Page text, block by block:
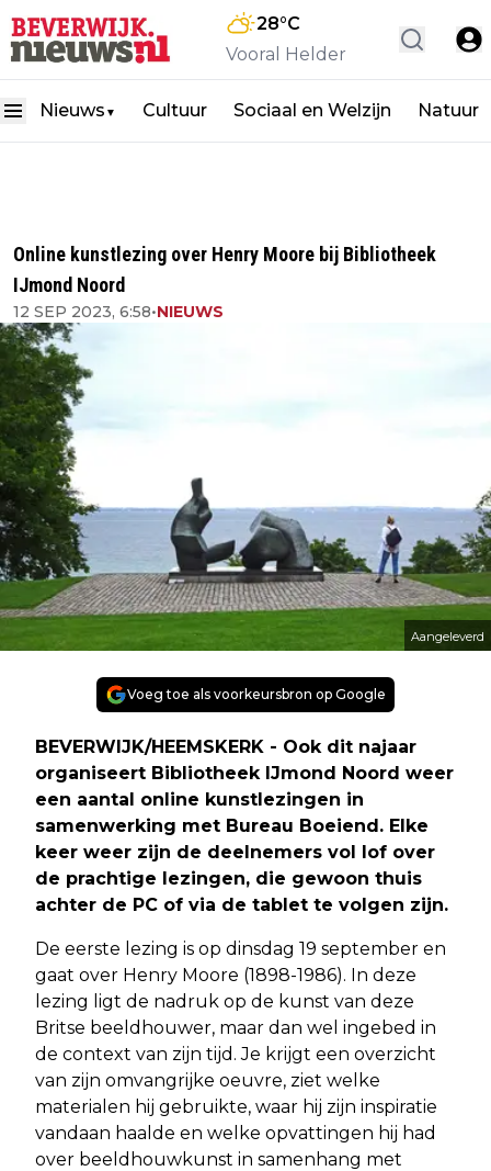
28°C
Vooral Helder
Nieuws ▼ Cultuur Sociaal en Welzijn Natuur
Online kunstlezing over Henry Moore bij Bibliotheek
IJmond Noord
12 SEP 2023, 6:58•NIEUWS
Aangeleverd
Voeg toe als voorkeursbron op Google
BEVERWIJK/HEEMSKERK - Ook dit najaar
organiseert Bibliotheek IJmond Noord weer
een aantal online kunstlezingen in
samenwerking met Bureau Boeiend. Elke
keer weer zijn de deelnemers vol lof over
de prachtige lezingen, die gewoon thuis
achter de PC of via de tablet te volgen zijn.
De eerste lezing is op dinsdag 19 september en
gaat over Henry Moore (1898-1986). In deze
lezing ligt de nadruk op de kunst van deze
Britse beeldhouwer, maar dan wel ingebed in
de context van zijn tijd. Je krijgt een overzicht
van zijn omvangrijke oeuvre, ziet welke
materialen hij gebruikte, waar hij zijn inspiratie
vandaan haalde en welke opvattingen hij had
over beeldhouwkunst in samenhang met